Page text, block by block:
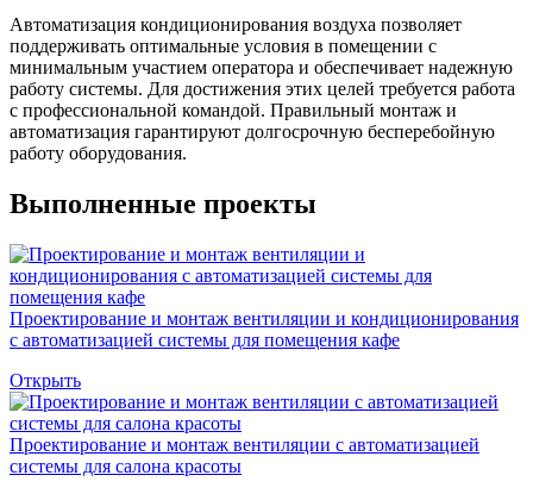
Автоматизация кондиционирования воздуха позволяет
поддерживать оптимальные условия в помещении с
минимальным участием оператора и обеспечивает надежную
работу системы. Для достижения этих целей требуется работа
с профессиональной командой. Правильный монтаж и
автоматизация гарантируют долгосрочную бесперебойную
работу оборудования.
Выполненные проекты
Проектирование и монтаж вентиляции и кондиционирования
с автоматизацией системы для помещения кафе
Открыть
Проектирование и монтаж вентиляции с автоматизацией
системы для салона красоты